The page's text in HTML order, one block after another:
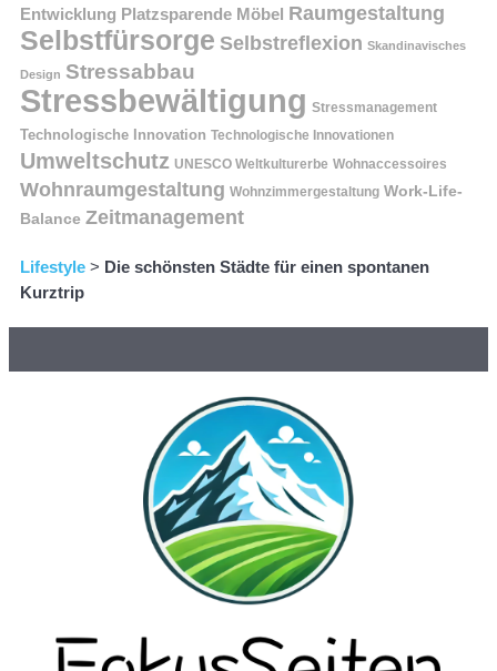
Entwicklung Platzsparende Möbel Raumgestaltung
Selbstfürsorge Selbstreflexion Skandinavisches
Design Stressabbau
Stressbewältigung Stressmanagement
Technologische Innovation Technologische Innovationen
Umweltschutz UNESCO Weltkulturerbe Wohnaccessoires
Wohnraumgestaltung Wohnzimmergestaltung Work-Life-
Balance Zeitmanagement
Lifestyle > Die schönsten Städte für einen spontanen
Kurztrip